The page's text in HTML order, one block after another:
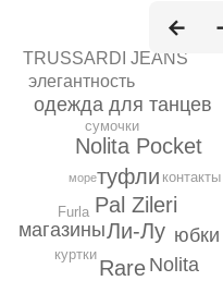
Ли-Лу
Pal Zileri
Rare
туфли
Nolita Pocket
Nolita
одежда для танцев
юбки
магазины
TRUSSARDI JEANS
элегантность
контакты
куртки
Furla
сумочки
море